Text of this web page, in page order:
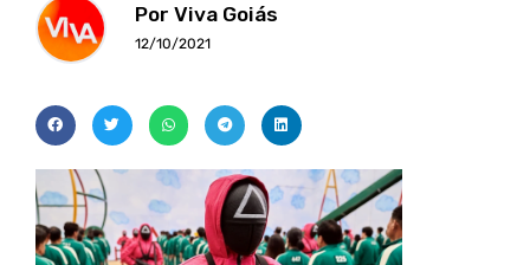
Por Viva Goiás
12/10/2021